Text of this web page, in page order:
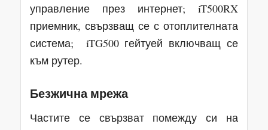
управление през интернет; iT500RX
приемник, свързващ се с отоплителната
система; iTG500 гейтуей включващ се
към рутер.
Безжична мрежа
Частите се свързват помежду си на